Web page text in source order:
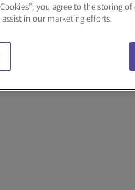
you agree to the storing
assist in our marketing efforts.